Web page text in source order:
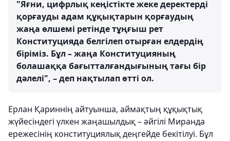
"Яғни, цифрлық кеңістікте жеке деректерді
қорғауды адам құқықтарын қорғаудың
жаңа өлшемі ретінде тұңғыш рет
Конституцияда белгілеп отырған елдердің
біріміз. Бұл – жаңа Конституцияның
болашаққа бағытталғандығының тағы бір
дәлелі", – деп нақтылап өтті ол.
Ерлан Қариннің айтуынша, аймақтың құқықтық
жүйесіндегі үлкен жаңашылдық – әйгілі Миранда
ережесінің конституциялық деңгейде бекітілуі. Бұл